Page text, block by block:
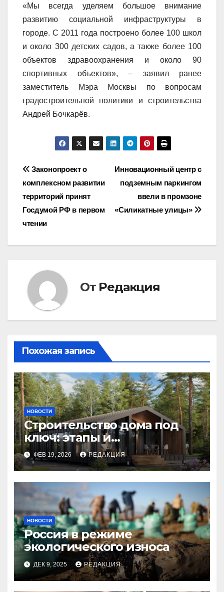
«Мы всегда уделяем большое внимание
развитию социальной инфраструктуры в
городе. С 2011 года построено более 100 школ
и около 300 детских садов, а также более 100
объектов здравоохранения и около 90
спортивных объектов», – заявил ранее
заместитель Мэра Москвы по вопросам
градостроительной политики и строительства
Андрей Бочкарёв.
Навигация
по
записям
Инновационный центр с
подземным паркингом
ввели в промзоне
«Силикатные улицы»
Законопроект о
комплексном развитии
территорий принят
Госдумой РФ в первом
чтении
От Редакция
Похожая запись
НОВОСТИ
Строительство дома под
ключ: этапы и
планирование бюджета
ФЕВ 19, 2026 РЕДАКЦИЯ
НОВОСТИ
Россия в режиме
экологического износа
ДЕК 9, 2025 РЕДАКЦИЯ